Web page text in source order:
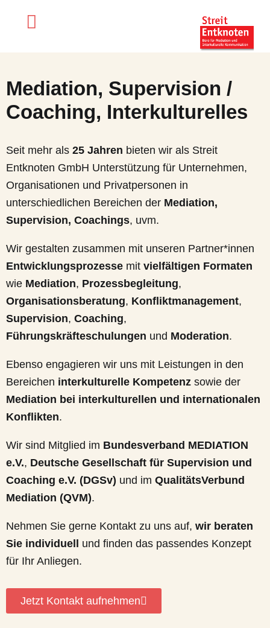
Mediation, Supervision /
Coaching, Interkulturelles
Seit mehr als 25 Jahren bieten wir als Streit
Entknoten GmbH Unterstützung für Unternehmen,
Organisationen und Privatpersonen in
unterschiedlichen Bereichen der Mediation,
Supervision, Coachings, uvm.
Wir gestalten zusammen mit unseren Partner*innen
Entwicklungsprozesse mit vielfältigen Formaten
wie Mediation, Prozessbegleitung,
Organisationsberatung, Konfliktmanagement,
Supervision, Coaching,
Führungskräfteschulungen und Moderation.
Ebenso engagieren wir uns mit Leistungen in den
Bereichen interkulturelle Kompetenz sowie der
Mediation bei interkulturellen und internationalen
Konflikten.
Wir sind Mitglied im Bundesverband MEDIATION
e.V., Deutsche Gesellschaft für Supervision und
Coaching e.V. (DGSv) und im QualitätsVerbund
Mediation (QVM).
Nehmen Sie gerne Kontakt zu uns auf, wir beraten
Sie individuell
und finden das passendes Konzept
für Ihr Anliegen.
Jetzt Kontakt aufnehmen